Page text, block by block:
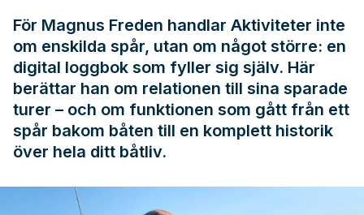
För Magnus Freden handlar Aktiviteter inte
om enskilda spår, utan om något större: en
digital loggbok som fyller sig själv. Här
berättar han om relationen till sina sparade
turer – och om funktionen som gått från ett
spår bakom båten till en komplett historik
över hela ditt båtliv.